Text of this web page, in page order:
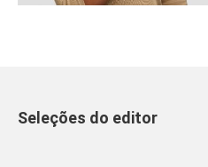
Seleções do editor